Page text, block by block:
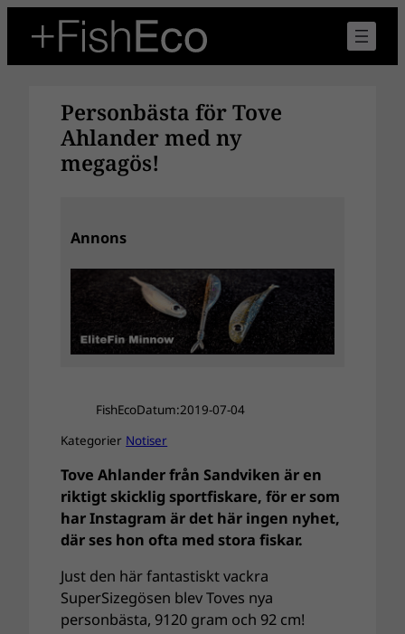
innehåll
Personbästa för Tove
Ahlander med ny
megagös!
Annons
FishEcoDatum:2019-07-04
Kategorier Notiser
Tove Ahlander från Sandviken är en
riktigt skicklig sportfiskare, för er som
har Instagram är det här ingen nyhet,
där ses hon ofta med stora fiskar.
Just den här fantastiskt vackra
SuperSizegösen blev Toves nya
personbästa, 9120 gram och 92 cm!